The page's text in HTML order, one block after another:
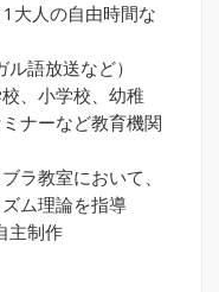
大人の自由時間な
語放送など）
、小学校、幼稚
ナーなど教育機関
ラ教室において、
ム理論を指導
主制作